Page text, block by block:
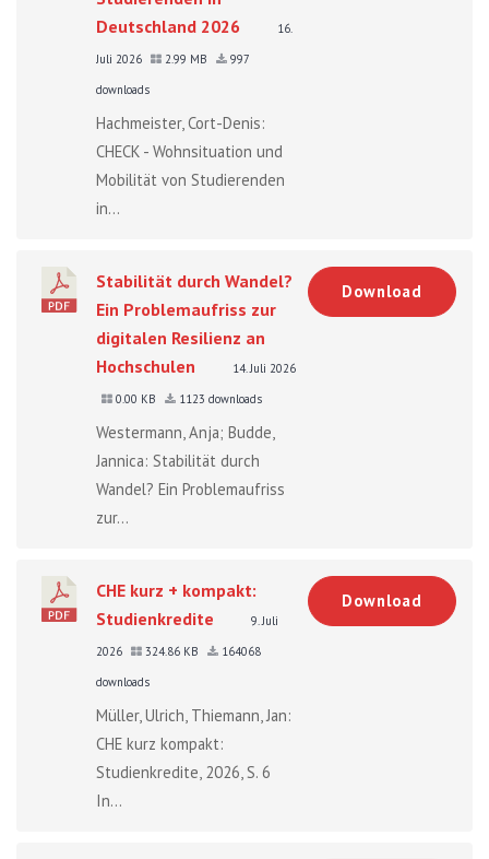
Deutschland 2026
16.
Juli 2026
2.99 MB
997
downloads
Hachmeister, Cort-Denis:
CHECK - Wohnsituation und
Mobilität von Studierenden
in...
Stabilität durch Wandel?
Ein Problemaufriss zur
digitalen Resilienz an
Hochschulen
14. Juli 2026
0.00 KB
1123 downloads
Westermann, Anja; Budde,
Jannica: Stabilität durch
Wandel? Ein Problemaufriss
zur...
Download
CHE kurz + kompakt:
Studienkredite
9. Juli
2026
324.86 KB
164068
downloads
Müller, Ulrich, Thiemann, Jan:
CHE kurz kompakt:
Studienkredite, 2026, S. 6
In...
Download